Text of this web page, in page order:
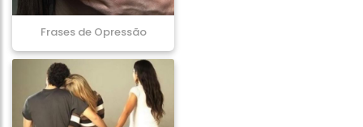
Frases de Opressão